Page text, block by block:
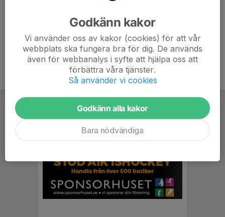
070-719 29 76Godkänn kakor
Vi använder oss av kakor (cookies) för att vår
webbplats ska fungera bra för dig. De används
även för webbanalys i syfte att hjälpa oss att
förbättra våra tjänster.
Så använder vi cookies
Godkänn alla kakor
Bara nödvändiga